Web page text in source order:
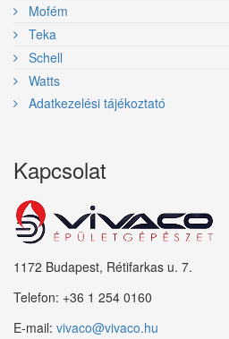
Mofém
Teka
Schell
Watts
Adatkezelési tájékoztató
Kapcsolat
1172 Budapest, Rétifarkas u. 7.
Telefon: +36 1 254 0160
E-mail: vivaco@vivaco.hu